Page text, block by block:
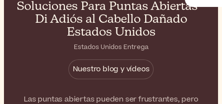
Soluciones Para Puntas Abiertas -
Di Adiós al Cabello Dañado
Estados Unidos
Estados Unidos Entrega
Nuestro blog y vídeos
Las puntas abiertas pueden ser frustrantes, pero